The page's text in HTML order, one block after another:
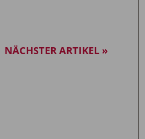
NÄCHSTER ARTIKEL »